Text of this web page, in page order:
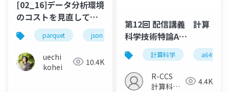
[02_16]データ分析環境
のコストを見直してみ
た。
parquet json athena クエリ
uechi
kohei
10.4K
第12回 配信講義 計算
科学技術特論A
（2023）計算科学 a64fx
R-CCS
計算科学
4.4K